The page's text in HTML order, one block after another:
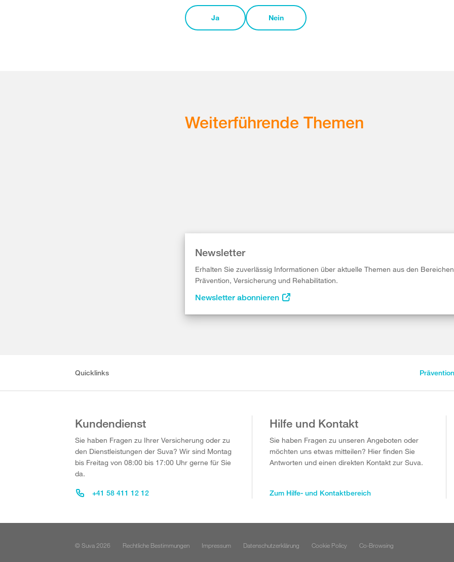
Ja Nein
Weiterführende Themen
Newsletter
Erhalten Sie zuverlässig Informationen über aktuelle Themen aus den Bereichen
Prävention, Versicherung und Rehabilitation.
Newsletter abonnieren
Quicklinks Prävention
Kundendienst
Sie haben Fragen zu Ihrer Versicherung oder zu
den Dienstleistungen der Suva? Wir sind Montag
bis Freitag von 08:00 bis 17:00 Uhr gerne für Sie
da.
+41 58 411 12 12
Hilfe und Kontakt
Sie haben Fragen zu unseren Angeboten oder
möchten uns etwas mitteilen? Hier finden Sie
Antworten und einen direkten Kontakt zur Suva.
Zum Hilfe- und Kontaktbereich
© Suva 2026 Rechtliche Bestimmungen Impressum Datenschutzerklärung Cookie Policy Co-Browsing